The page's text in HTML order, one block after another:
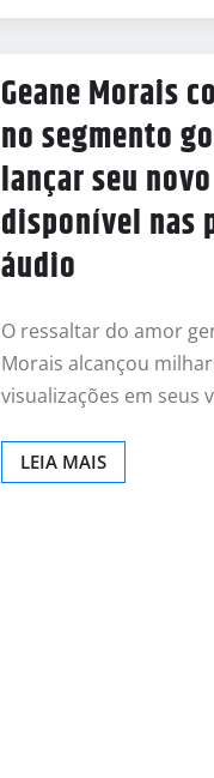
Geane Morais
no segmento
lançar seu
disponível nas
áudio
O ressaltar do amor
Morais alcançou
visualizações em seus
LEIA MAIS